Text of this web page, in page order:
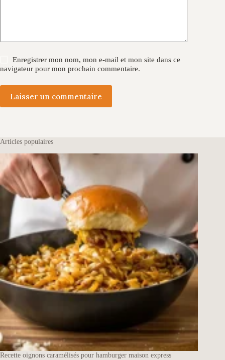
Enregistrer mon nom, mon e-mail et mon site dans ce
navigateur pour mon prochain commentaire.
Laisser un commentaire
Articles populaires
Recette oignons caramélisés pour hamburger maison express